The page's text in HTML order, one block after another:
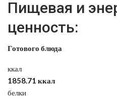
Пищевая и
ценность:
Готового блюда
ккал
1858.71 ккал
белки